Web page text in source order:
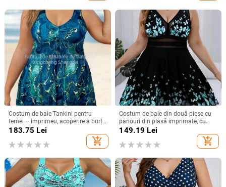
Costum de baie Tankini pentru
femei – imprimeu, acoperire a burții,
efect de subțiere, fără mâneci, cu
pernă pentru bust, poliester 82%,
greutate 200 g
183.75 Lei
add_shopping_cart
Costum de baie din două piese cu
panouri din plasă imprimate, cu
bureți la bust, 85% poliester / 15%
elastan, căptușeală 95% poliester /
5% elastan, 150 g/m²
149.19 Lei
add_shopping_cart